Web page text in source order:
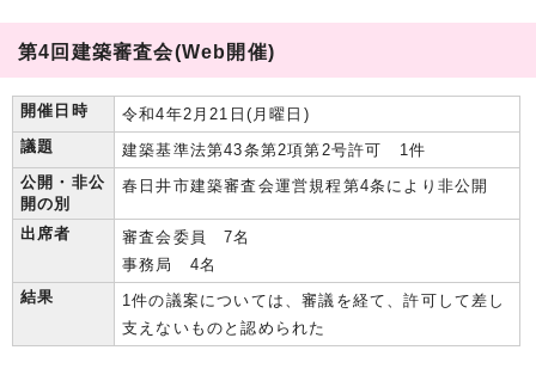
第4回建築審査会(Web開催)
開催日時
令和4年2月21日(月曜日)
議題
建築基準法第43条第2項第2号許可 1件
公開・非公
開の別
春日井市建築審査会運営規程第4条により非公開
出席者
審査会委員 7名
事務局 4名
結果
1件の議案については、審議を経て、許可して差し
支えないものと認められた